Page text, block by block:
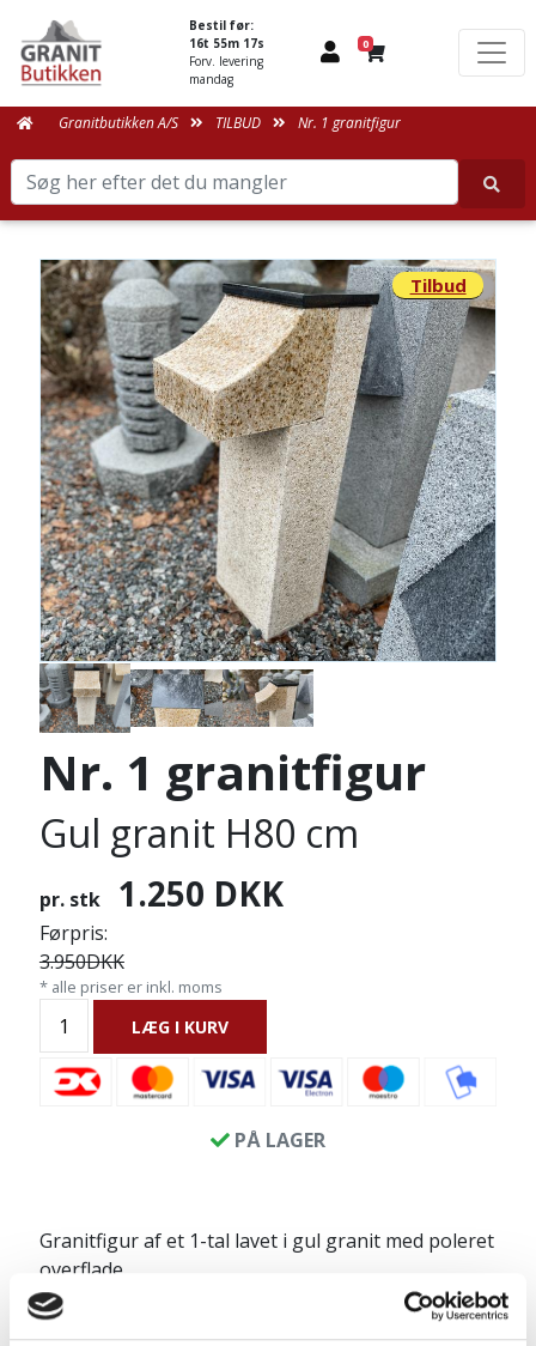
Tilbud
Nr. 1 granitfigur
Gul granit H80 cm
pr. stk 1.250 DKK
Førpris:
3.950DKK
* alle priser er inkl. moms
LÆG I KURV
PÅ LAGER
Granitfigur af et 1-tal lavet i gul granit med poleret
overflade.
Der er monteret en sort poleret granitplade på
Bestil før:
16t 55m 17s
Forv. levering
mandag
0
Granitbutikken A/S TILBUD Nr. 1 granitfigur